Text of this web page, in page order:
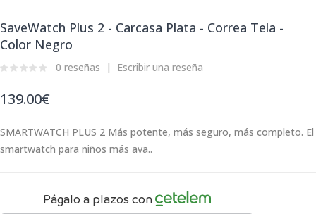
SaveWatch Plus 2 - Carcasa Plata - Correa Tela -
Color Negro
0 reseñas Escribir una reseña
139.00€
SMARTWATCH PLUS 2 Más potente, más seguro, más completo. El
smartwatch para niños más ava..
Págalo a plazos con